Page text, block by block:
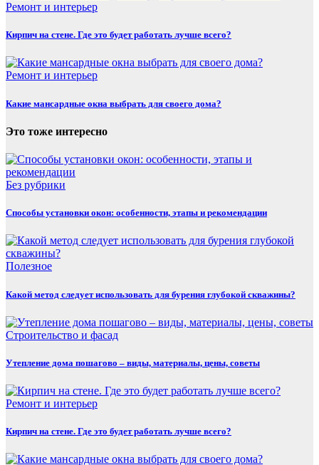
Ремонт и интерьер
Кирпич на стене. Где это будет работать лучше всего?
Ремонт и интерьер
Какие мансардные окна выбрать для своего дома?
Это тоже интересно
Без рубрики
Способы установки окон: особенности, этапы и рекомендации
Полезнoe
Какой метод следует использовать для бурения глубокой скважины?
Строительство и фасад
Утепление дома пошагово – виды, материалы, цены, советы
Ремонт и интерьер
Кирпич на стене. Где это будет работать лучше всего?